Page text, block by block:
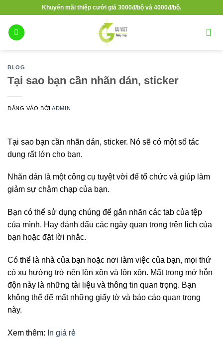
nội
dung
Khuyến mãi thiệp cưới giá 3000đ/bộ và 4000đ/bộ.
BLOG
Tại sao bạn cần nhãn dán, sticker
ĐĂNG VÀOBỞIADMIN
Tại sao bạn cần nhãn dán, sticker. Nó sẽ có một số tác
dụng rất lớn cho bạn.
Nhãn dán là một công cụ tuyệt vời để tổ chức và giúp làm
giảm sự chậm chạp của bạn.
Bạn có thể sử dụng chúng để gắn nhãn các tab của tệp
của mình. Hay đánh dấu các ngày quan trọng trên lịch của
bạn hoặc đặt lời nhắc.
Có thể là nhà của bạn hoặc nơi làm việc của bạn, mọi thứ
có xu hướng trở nên lộn xộn và lộn xộn. Mất trong mớ hỗn
độn này là những tài liệu và thông tin quan trọng. Bạn
không thể để mất những giấy tờ và báo cáo quan trọng
này.
Xem thêm: In giá rẻ